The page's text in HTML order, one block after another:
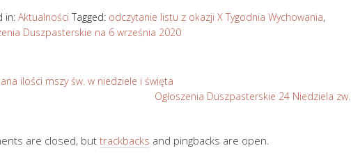
in: Aktualności Tagged: odczytanie listu z okazji X Tygodnia Wychowania,
Duszpasterskie na 6 września 2020
ilości mszy św. w niedziele i święta
Ogłoszenia Duszpasterskie 24 Niedziela zw.
are closed, buttrackbacks and pingbacks are open.